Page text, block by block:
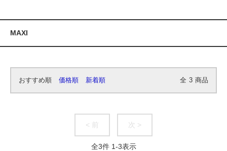
MAXI
おすすめ順 価格順 新着順 全 3 商品
< 前 次 >
全3件 1-3表示